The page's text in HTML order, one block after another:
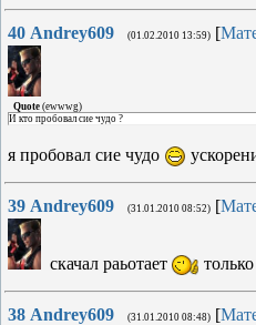
40 Andrey609 (01.02.2010 13:59) [
Quote (ewwwg)
И кто пробовал сие чудо ?
я пробовал сие чудо
39 Andrey609 (31.01.2010 08:52) [
скачал раьотает
38 Andrey609 (31.01.2010 08:48) [